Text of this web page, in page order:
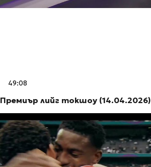
49:08
Премиър лийг токшоу (14.04.2026)